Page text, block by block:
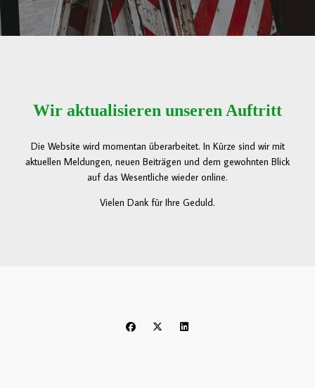
Wir aktualisieren unseren Auftritt
Die Website wird momentan überarbeitet. In Kürze sind wir mit
aktuellen Meldungen, neuen Beiträgen und dem gewohnten Blick
auf das Wesentliche wieder online.
Vielen Dank für Ihre Geduld.